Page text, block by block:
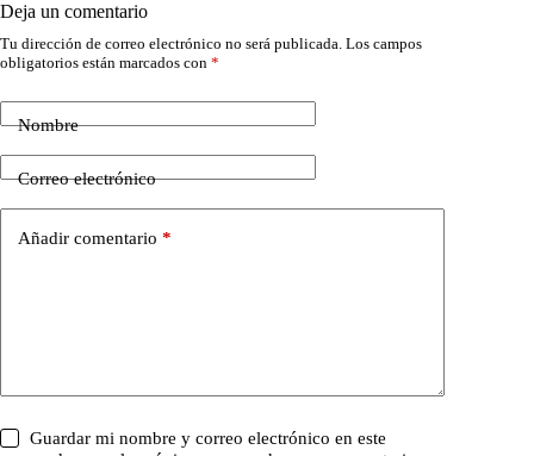
Deja un comentario
Tu dirección de correo electrónico no será publicada. Los campos
obligatorios están marcados con *
Nombre
Correo electrónico
Añadir comentario *
Guardar mi nombre y correo electrónico en este